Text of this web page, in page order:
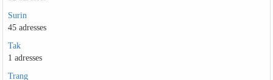
Surin
45 adresses
Tak
1 adresses
Trang